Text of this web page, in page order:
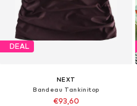
DEAL
NEXT
Bandeau Tankinitop
€93,60